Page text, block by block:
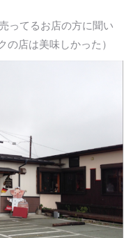
ってるお店の方に聞い
の店は美味しかった）